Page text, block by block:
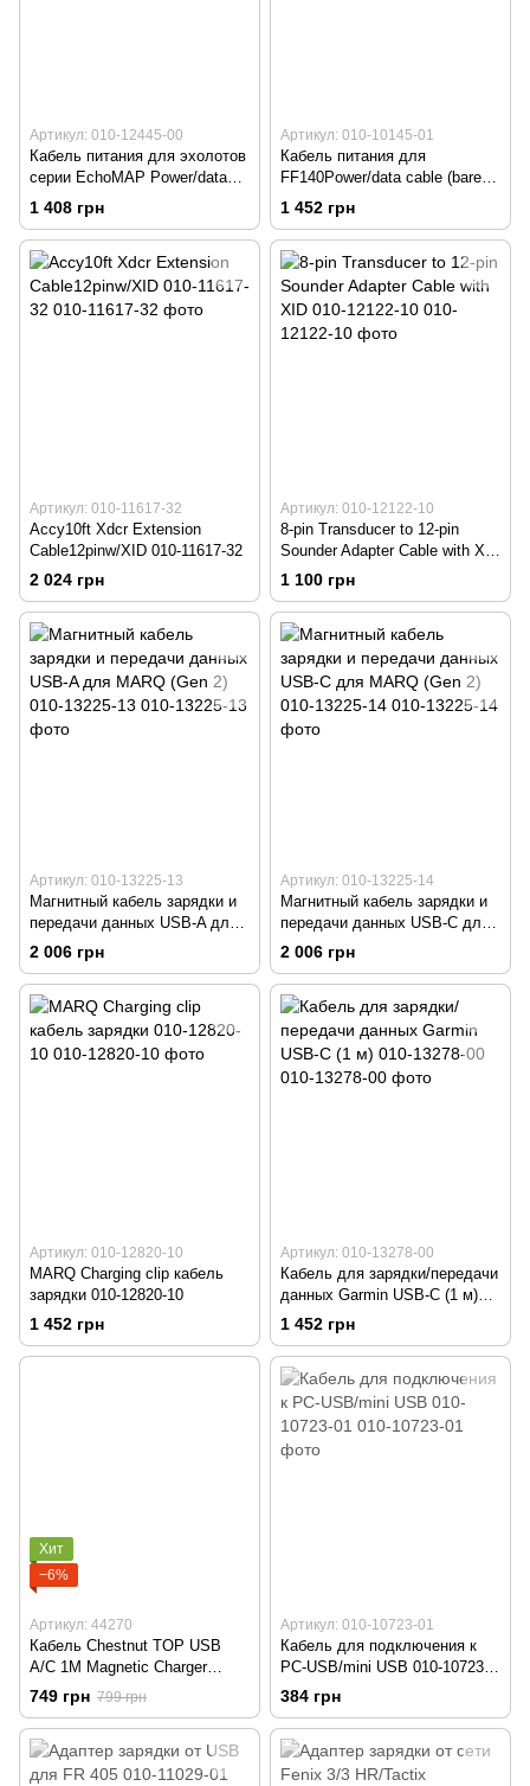
Артикул: 010-12445-00
Кабель питания для эхолотов
серии EchoMAP Power/data
cable (4 pin) 010-12445-00
1 408 грн
Артикул: 010-10145-01
Кабель питания для
FF140Power/data cable (bare
wires) 010-10145-01
1 452 грн
Артикул: 010-11617-32
Accy10ft Xdcr Extension
Cable12pinw/XID 010-11617-32
2 024 грн
Артикул: 010-12122-10
8-pin Transducer to 12-pin
Sounder Adapter Cable with XID
010-12122-10
1 100 грн
Артикул: 010-13225-13
Магнитный кабель зарядки и
передачи данных USB-A для
MARQ (Gen 2) 010-13225-13
2 006 грн
Артикул: 010-13225-14
Магнитный кабель зарядки и
передачи данных USB-C для
MARQ (Gen 2) 010-13225-14
2 006 грн
Артикул: 010-12820-10
MARQ Charging clip кабель
зарядки 010-12820-10
1 452 грн
Артикул: 010-13278-00
Кабель для зарядки/передачи
данных Garmin USB-C (1 м)
010-13278-00
1 452 грн
Хит
−6%
Артикул: 44270
Кабель Chestnut TOP USB
A/C 1M Magnetic Charger
Cable For Garmin Fenix 44270
749 грн 799 грн
Артикул: 010-10723-01
Кабель для подключения к
PC-USB/mini USB 010-10723-
01
384 грн